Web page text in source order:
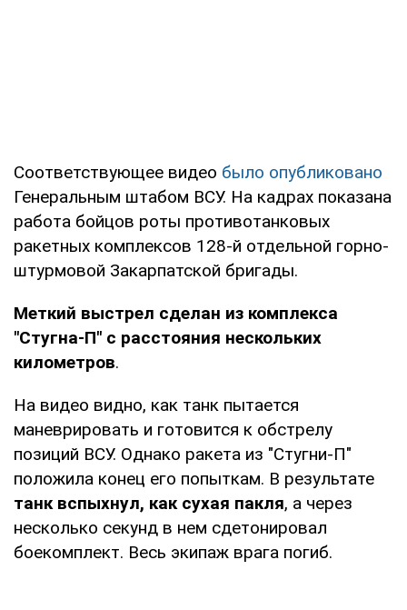
Соответствующее видео было опубликовано
Генеральным штабом ВСУ. На кадрах показана
работа бойцов роты противотанковых
ракетных комплексов 128-й отдельной горно-
штурмовой Закарпатской бригады.
Меткий выстрел сделан из комплекса
"Стугна-П" с расстояния нескольких
километров.
На видео видно, как танк пытается
маневрировать и готовится к обстрелу
позиций ВСУ. Однако ракета из "Стугни-П"
положила конец его попыткам. В результате
танк вспыхнул, как сухая пакля, а через
несколько секунд в нем сдетонировал
боекомплект. Весь экипаж врага погиб.